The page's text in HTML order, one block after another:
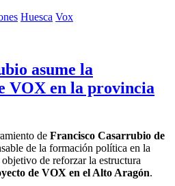
Huesca Vox
asume la
VOX en la provincia
de Francisco Casarrubio de
de la formación política en la
de reforzar la estructura
de VOX en el Alto Aragón.